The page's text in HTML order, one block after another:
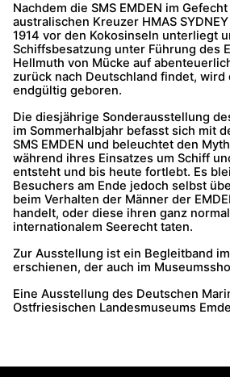
Nachdem die SMS EMDEN im
australischen Kreuzer HMAS
1914 vor den Kokosinseln unterliegt
Schiffsbesatzung unter Führung des
Hellmuth von Mücke auf
zurück nach Deutschland findet, wird
endgültig geboren.
Die diesjährige Sonderausstellung
im Sommerhalbjahr befasst sich mit
SMS EMDEN und beleuchtet den
während ihres Einsatzes um Schiff
entsteht und bis heute fortlebt. Es
Besuchers am Ende jedoch selbst
beim Verhalten der Männer der
handelt, oder diese ihren ganz
internationalem Seerecht taten.
Zur Ausstellung ist ein Begleitband
erschienen, der auch im
Eine Ausstellung des Deutschen
Ostfriesischen Landesmuseums